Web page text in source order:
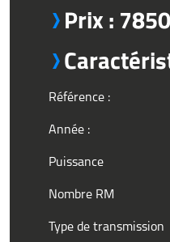
Prix :
Référence :
Année :
Puissance
Nombre RM
Type de transmission